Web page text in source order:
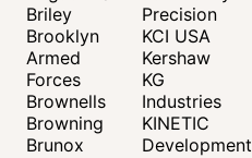
Briley
Brooklyn
Armed
Forces
Brownells
Browning
Brunox
Precision
KCI USA
Kershaw
KG
Industries
KINETIC
Development